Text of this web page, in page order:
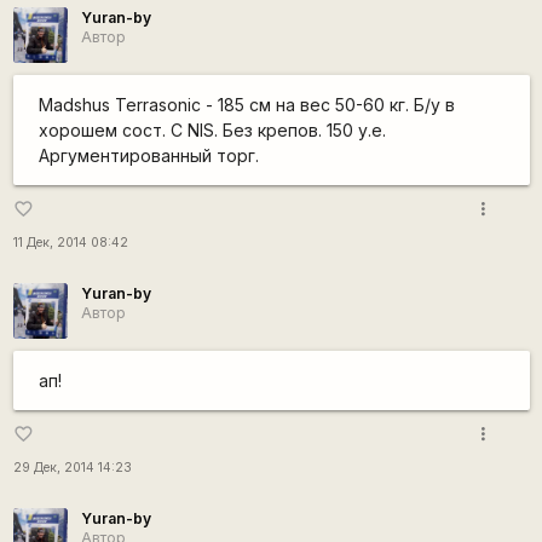
Yuran-by
Автор
Madshus Terrasonic - 185 см на вес 50-60 кг. Б/у в
хорошем сост. С NIS. Без крепов. 150 у.е.
Аргументированный торг.
favorite_border
11 Дек, 2014 08:42
more_vert
Yuran-by
Автор
ап!
favorite_border
29 Дек, 2014 14:23
more_vert
Yuran-by
Автор